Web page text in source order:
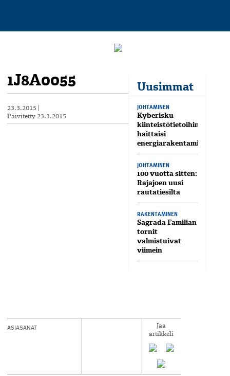
Uusimmat
JOHTAMINEN
Kyberisku
kiinteistötietoihin
haittaisi
energiarakentamista
JOHTAMINEN
100 vuotta sitten:
Rajajoen uusi
rautatiesilta
RAKENTAMINEN
Sagrada Familian
tornit
valmistuivat
viimein
1J8A0055
23.3.2015
Päivitetty 23.3.2015
ASIASANAT
Jaa
artikkeli